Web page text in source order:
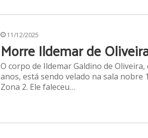
11/12/2025
Morre Ildemar de
O corpo de Ildemar Galdino de
anos, está sendo velado na sala nobre
Zona 2. Ele faleceu…